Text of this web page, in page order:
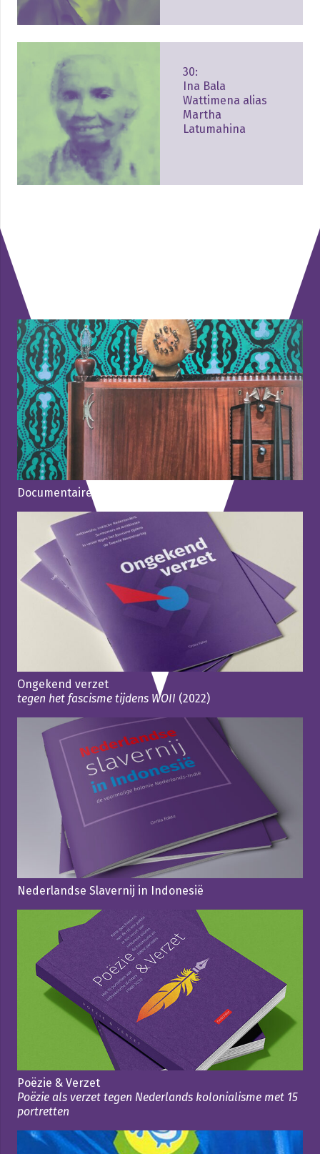
30:
Ina Bala
Wattimena alias
Martha
Latumahina
Documentaire Kruisbestuiving (2021)
Ongekend verzet
tegen het fascisme tijdens WOII (2022)
Nederlandse Slavernij in Indonesië
Poëzie & Verzet
Poëzie als verzet tegen Nederlands kolonialisme met 15
portretten